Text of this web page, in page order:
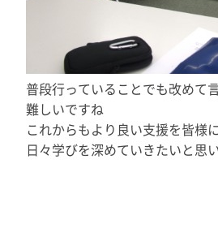
普段行っていることでも改めて
難しいですね
これからもより良い支援を皆様
日々学びを深めていきたいと思